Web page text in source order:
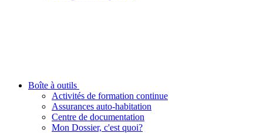
Boîte à outils
Activités de formation continue
Assurances auto-habitation
Centre de documentation
Mon Dossier, c'est quoi?